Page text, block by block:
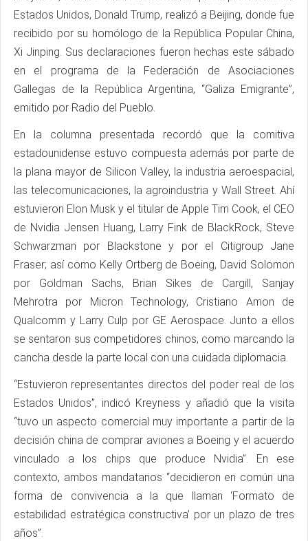
Estados Unidos, Donald Trump, realizó a Beijing, donde fue
recibido por su homólogo de la República Popular China,
Xi Jinping. Sus declaraciones fueron hechas este sábado
en el programa de la Federación de Asociaciones
Gallegas de la República Argentina, “Galiza Emigrante”,
emitido por Radio del Pueblo.
En la columna presentada recordó que la comitiva
estadounidense estuvo compuesta además por parte de
la plana mayor de Silicon Valley, la industria aeroespacial,
las telecomunicaciones, la agroindustria y Wall Street. Ahí
estuvieron Elon Musk y el titular de Apple Tim Cook, el CEO
de Nvidia Jensen Huang, Larry Fink de BlackRock, Steve
Schwarzman por Blackstone y por el Citigroup Jane
Fraser; así como Kelly Ortberg de Boeing, David Solomon
por Goldman Sachs, Brian Sikes de Cargill, Sanjay
Mehrotra por Micron Technology, Cristiano Amon de
Qualcomm y Larry Culp por GE Aerospace. Junto a ellos
se sentaron sus competidores chinos, como marcando la
cancha desde la parte local con una cuidada diplomacia.
“Estuvieron representantes directos del poder real de los
Estados Unidos”, indicó Kreyness y añadió que la visita
“tuvo un aspecto comercial muy importante a partir de la
decisión china de comprar aviones a Boeing y el acuerdo
vinculado a los chips que produce Nvidia”. En ese
contexto, ambos mandatarios “decidieron en común una
forma de convivencia a la que llaman ‘Formato de
estabilidad estratégica constructiva’ por un plazo de tres
años”.